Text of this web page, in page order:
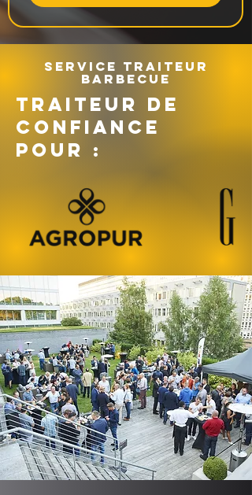
Service traiteur
barbecue
TRAITEUR DE
CONFIANCE
POUR :